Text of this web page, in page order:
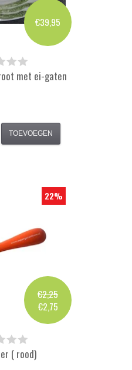
€39,95
met ei-gaten
TOEVOEGEN
€2,25
€2,75
22%
( rood)